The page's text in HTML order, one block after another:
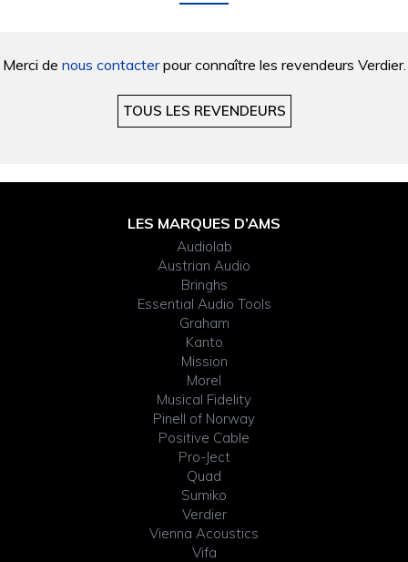
Merci de nous contacterpour connaître les revendeurs Verdier.
TOUS LES REVENDEURS
LES MARQUES D’AMS
Audiolab
Austrian Audio
Bringhs
Essential Audio Tools
Graham
Kanto
Mission
Morel
Musical Fidelity
Pinell of Norway
Positive Cable
Pro-Ject
Quad
Sumiko
Verdier
Vienna Acoustics
Vifa